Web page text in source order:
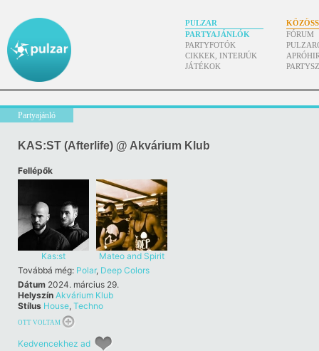
PULZAR
PARTYAJÁNLÓK
PARTYFOTÓK
CIKKEK, INTERJÚK
JÁTÉKOK
FÓRUM
Partyajánló
KAS:ST (Afterlife) @ Akvárium Klub
Fellépők
Kas:st
Mateo and Spirit
Továbbá még: Polar, Deep Colors
Dátum 2024. március 29.
Helyszín Akvárium Klub
Stílus House, Techno
OTT VOLTAM
Kedvencekhez ad